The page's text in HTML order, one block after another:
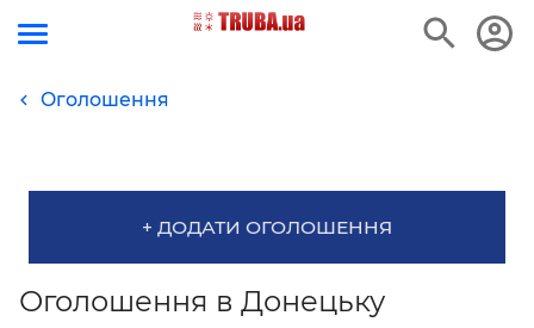
Оголошення
+ ДОДАТИ ОГОЛОШЕННЯ
Оголошення в Донецьку